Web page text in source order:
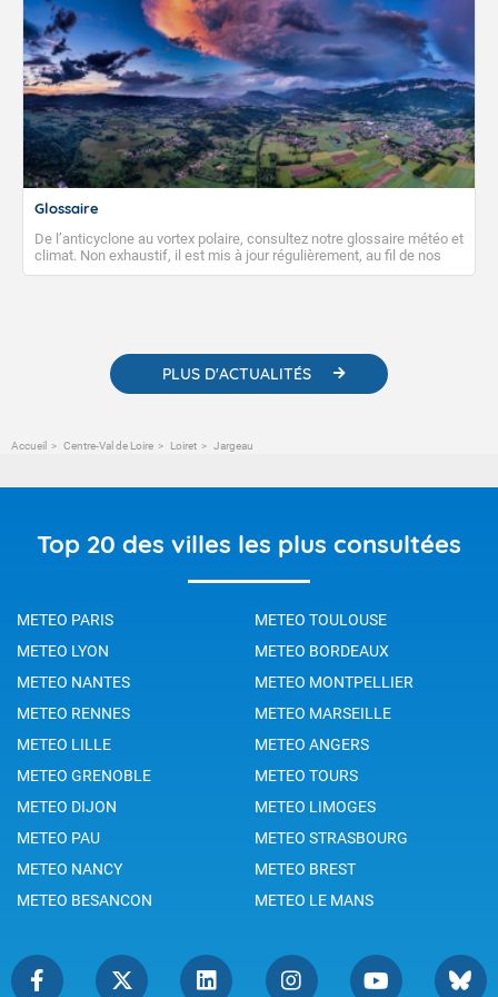
Glossaire
De l’anticyclone au vortex polaire, consultez notre glossaire météo et
climat. Non exhaustif, il est mis à jour régulièrement, au fil de nos
publications. Vous y trouverez également des liens utiles vers nos
PLUS D'ACTUALITÉS
Accueil Centre-Val de Loire Loiret Jargeau
Top 20 des villes les plus consultées
METEO PARIS
METEO TOULOUSE
METEO LYON
METEO BORDEAUX
METEO NANTES
METEO MONTPELLIER
METEO RENNES
METEO MARSEILLE
METEO LILLE
METEO ANGERS
METEO GRENOBLE
METEO TOURS
METEO DIJON
METEO LIMOGES
METEO PAU
METEO STRASBOURG
METEO NANCY
METEO BREST
METEO BESANCON
METEO LE MANS